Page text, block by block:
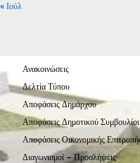
« Ιούλ
Ανακοινώσεις
Δελτία Τύπου
Αποφάσεις Δημάρχου
Αποφάσεις Δημοτικού
Αποφάσεις Οικονομικής
Διαγωνισμοί – Προσλήψεις